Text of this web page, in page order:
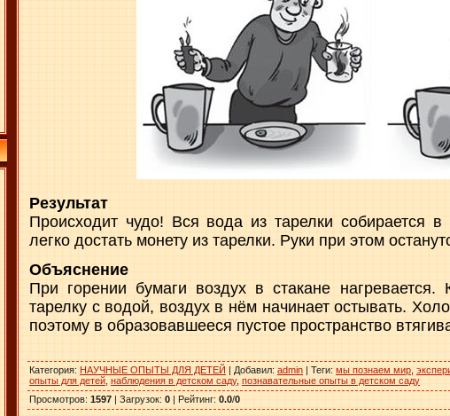
Результат
Происходит чудо! Вся вода из тарелки собирается
легко достать монету из тарелки. Руки при этом
Объяснение
При горении бумаги воздух в стакане
тарелку с водой, воздух в нём начинает остывать.
поэтому в образовавшееся пустое пространство
Категория: НАУЧНЫЕ ОПЫТЫ ДЛЯ ДЕТЕЙ | Добавил: admin | Теги: мы познаем мир
опыты для детей наблюдения в детском саду, познавательные опыты в детском саду
Просмотров: 1597 | Загрузок: 0 | Рейтинг: 0.0/0